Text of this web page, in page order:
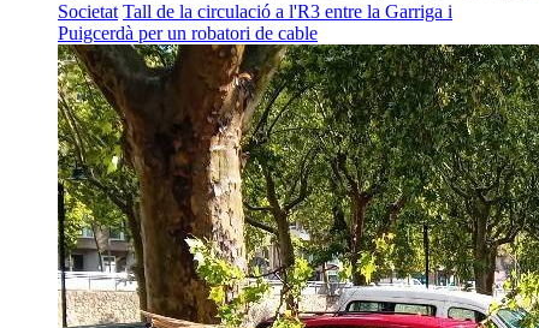
Societat Tall de la circulació a l'R3 entre la Garriga i
Puigcerdà per un robatori de cable